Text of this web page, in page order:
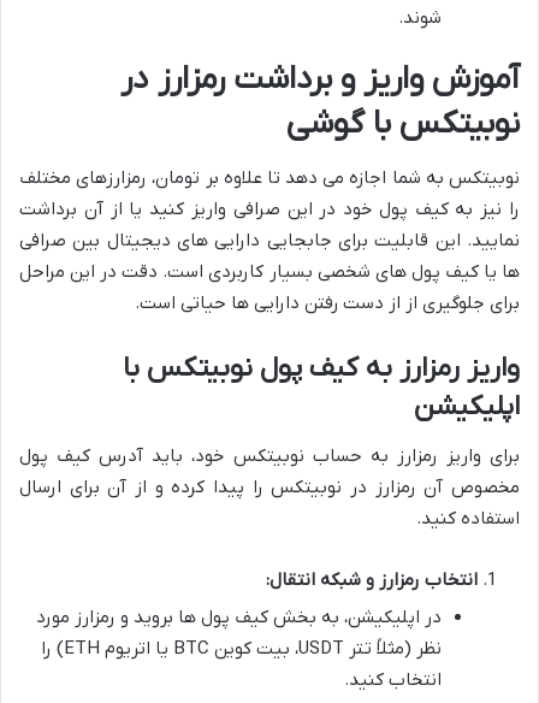
شوند.
آموزش واریز و برداشت رمزارز در
نوبیتکس با گوشی
نوبیتکس به شما اجازه می دهد تا علاوه بر تومان، رمزارزهای مختلف
را نیز به کیف پول خود در این صرافی واریز کنید یا از آن برداشت
نمایید. این قابلیت برای جابجایی دارایی های دیجیتال بین صرافی
ها یا کیف پول های شخصی بسیار کاربردی است. دقت در این مراحل
برای جلوگیری از از دست رفتن دارایی ها حیاتی است.
واریز رمزارز به کیف پول نوبیتکس با
اپلیکیشن
برای واریز رمزارز به حساب نوبیتکس خود، باید آدرس کیف پول
مخصوص آن رمزارز در نوبیتکس را پیدا کرده و از آن برای ارسال
استفاده کنید.
انتخاب رمزارز و شبکه انتقال:
در اپلیکیشن، به بخش کیف پول ها بروید و رمزارز مورد
نظر (مثلاً تتر USDT، بیت کوین BTC یا اتریوم ETH) را
انتخاب کنید.